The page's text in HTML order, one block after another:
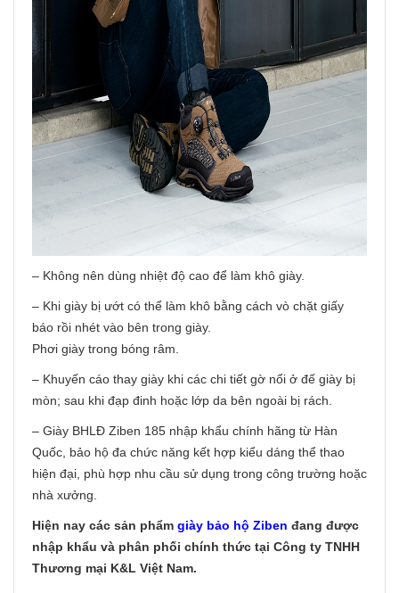
– Không nên dùng nhiệt độ cao để làm khô giày.
– Khi giày bị ướt có thể làm khô bằng cách vò chặt giấy
báo rồi nhét vào bên trong giày.
Phơi giày trong bóng râm.
– Khuyến cáo thay giày khi các chi tiết gờ nổi ở đế giày bị
mòn; sau khi đạp đinh hoặc lớp da bên ngoài bị rách.
– Giày BHLĐ Ziben 185 nhập khẩu chính hãng từ Hàn
Quốc, bảo hộ đa chức năng kết hợp kiểu dáng thể thao
hiện đại, phù hợp nhu cầu sử dụng trong công trường hoặc
nhà xưởng.
Hiện nay các sản phẩm giày bảo hộ Ziben đang được
nhập khẩu và phân phối chính thức tại Công ty TNHH
Thương mại K&L Việt Nam.